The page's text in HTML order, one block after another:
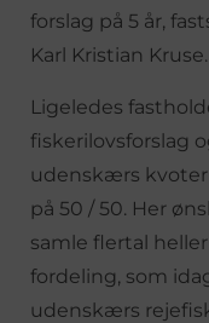
forslag på 5 år,
Karl Kristian Kruse.
Ligeledes
fiskerilovsforslag
udenskærs kvoter
på 50 / 50. Her
samle flertal
fordeling, som
udenskærs